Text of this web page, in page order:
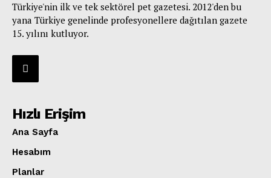
Türkiye'nin ilk ve tek sektörel pet gazetesi. 2012'den bu
yana Türkiye genelinde profesyonellere dağıtılan gazete
15. yılını kutluyor.
Hızlı Erişim
Ana Sayfa
Hesabım
Planlar